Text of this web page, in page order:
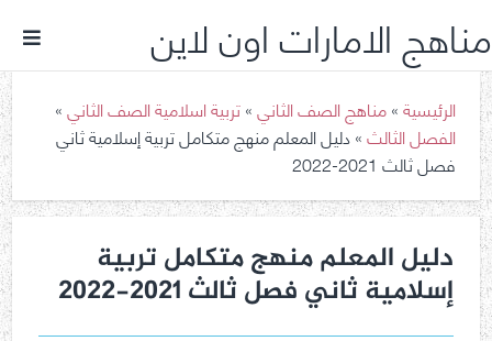
مناهج الامارات اون لاين
الرئيسية»مناهج الصف الثاني»تربية اسلامية الصف الثاني»
الفصل الثالث»دليل المعلم منهج متكامل تربية إسلامية ثاني
فصل ثالث 2021-2022
دليل المعلم منهج متكامل تربية
إسلامية ثاني فصل ثالث 2021-2022